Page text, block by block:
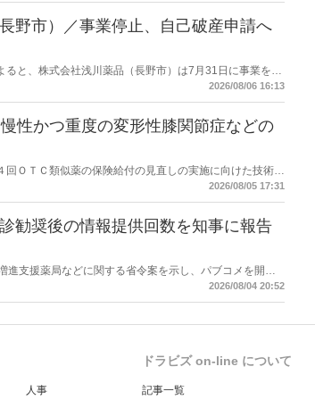
野市）／事業停止、自己破産申請へ
と、株式会社浅川薬品（長野市）は7月31日に事業を停
2026/08/06 16:13
性かつ重度の変形性膝関節症などの
ＯＴＣ類似薬の保険給付の見直しの実施に向けた技術的
了承した。今後、社会保障審議会医療保険部会等に報告
2026/08/05 17:31
勧奨後の情報提供回数を知事に報告
支援薬局などに関する省令案を示し、パブコメを開始
関に対して、利用者の相談内容や薬剤及び医薬品に関す
2026/08/04 20:52
人事
ドラビズ on-line について
記事一覧